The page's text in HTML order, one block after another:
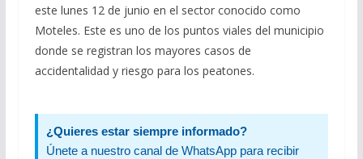
este lunes 12 de junio en el sector conocido como
Moteles. Este es uno de los puntos viales del municipio
donde se registran los mayores casos de
accidentalidad y riesgo para los peatones.
¿Quieres estar siempre informado?
Únete a nuestro canal de WhatsApp para recibir